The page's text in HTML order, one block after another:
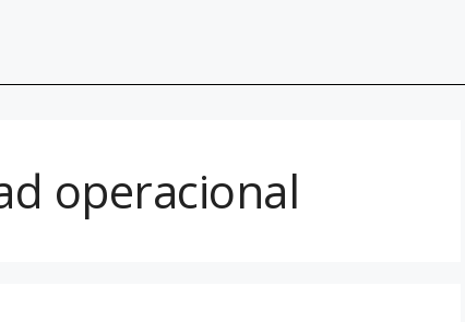
operacional